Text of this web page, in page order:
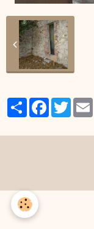
PartagerFacebook
Twitter